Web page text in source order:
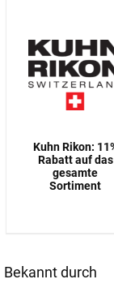
Kuhn Rikon:
Rabatt auf das
gesamte
Sortiment
Bekannt durch